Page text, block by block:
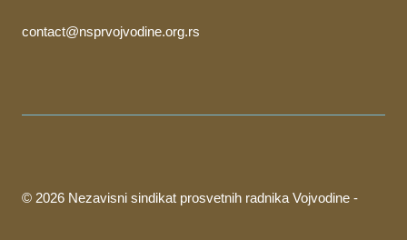
contact@nsprvojvodine.org.rs
© 2026 Nezavisni sindikat prosvetnih radnika Vojvodine -